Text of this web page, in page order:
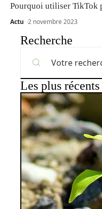
Pourquoi utiliser TikTok
Actu 2 novembre 2023
Recherche
Les plus récents